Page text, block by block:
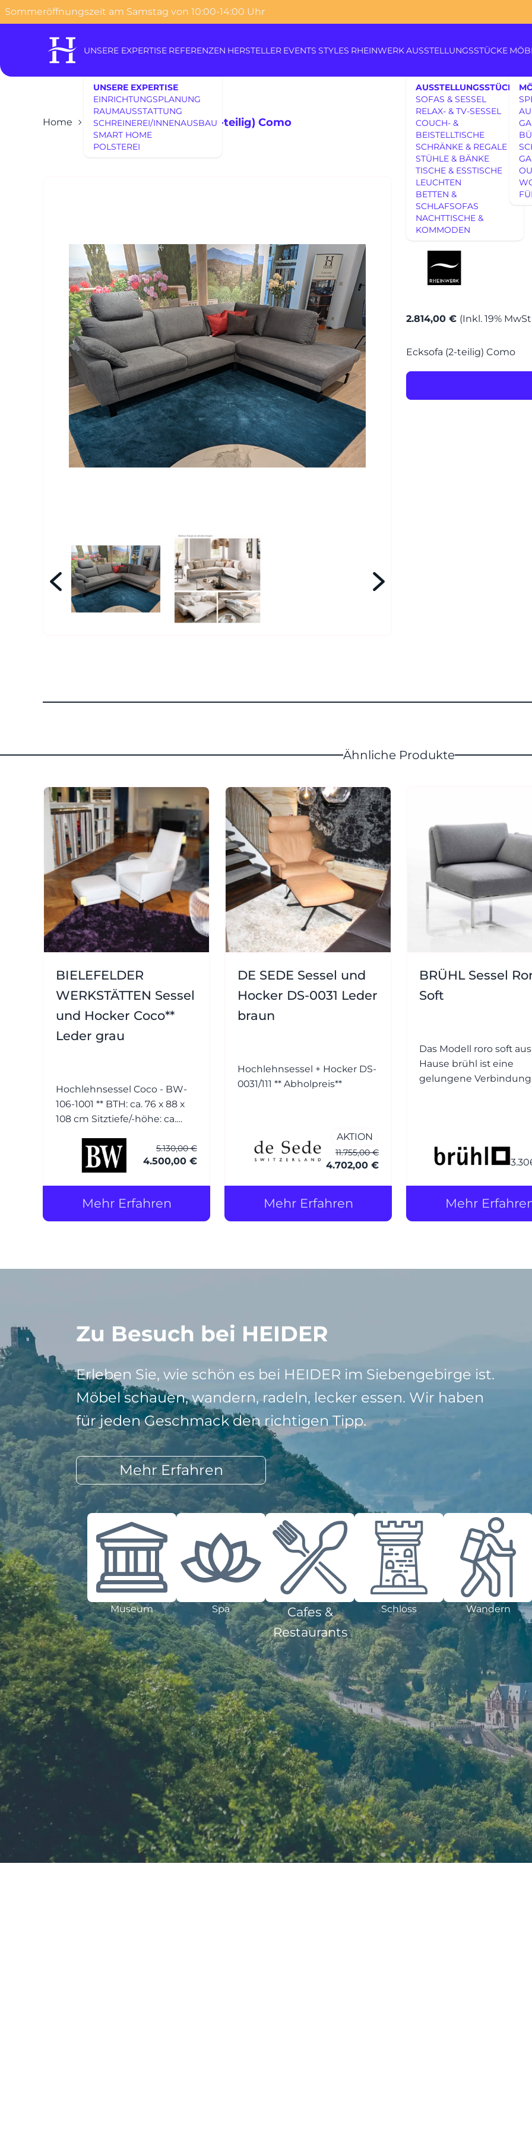
content
Sommeröffnungszeit am Samstag von 10:00-14:00 Uhr
UNSERE EXPERTISE
UNSERE EXPERTISE
EINRICHTUNGSPLANUNG
RAUMAUSSTATTUNG
SCHREINEREI/INNENAUSBAU
SMART HOME
POLSTEREI
REFERENZEN HERSTELLER EVENTS STYLES RHEINWERKAUSSTELLUNGSSTÜCKE
AUSSTELLUNGSSTÜCKE
SOFAS & SESSEL
RELAX- & TV-SESSEL
COUCH- &
BEISTELLTISCHE
SCHRÄNKE & REGALE
STÜHLE & BÄNKE
TISCHE & ESSTISCHE
LEUCHTEN
BETTEN &
SCHLAFSOFAS
NACHTTISCHE &
KOMMODEN
UNSERE EXPERTISE
UNSERE EXPERTISE
REFERENZEN
HERSTELLER
EVENTS
RHEINWERK
AUSSTELLUNGSSTÜCKE
AUSSTELLUNGSSTÜCKE
MÖBEL
MÖBEL
Home RHEINWERK Ecksofa (2-teilig) Como
Como
2.814,00 € (Inkl. 19%
Ecksofa (2-teilig) Como
Ähnliche Produkte
BIELEFELDER
WERKSTÄTTEN Sessel
und Hocker Coco**
Leder grau
Hochlehnsessel Coco - BW-
106-1001 ** BTH: ca. 76 x 88 x
108 cm Sitztiefe/-höhe: ca.
Normandie grau mit Keder
Füsse: Esche wengefarbig
cm Bezug: Leder (1)
5.130,00 €
4.500,00 €
Mehr Erfahren
DE SEDE Sessel und
Hocker DS-0031 Leder
braun
Hochlehnsessel + Hocker DS-
0031/111 ** Abholpreis**
AKTION
11.755,00 €
4.702,00 €
Mehr Erfahren
BRÜHL Sessel
Soft
Das Modell roro soft
Hause brühl ist eine
gelungene Verbindung
weichere, einladender
Polsterung ergänzt –
Mehr
Zu Besuch bei HEIDER
Erleben Sie, wie schön es bei HEIDER im Siebengebirge ist.
Möbel schauen, wandern, radeln, lecker essen. Wir haben
für jeden Geschmack den richtigen Tipp.
Mehr Erfahren
Museum Spa
Cafes &
Restaurants
Schloss Wandern
Senden
Königswinterer Str. 319
53639 Königswinter-
0 22 23 - 91 89 0
Di.-Fr. 10-18 Uhr
Sa. 10-17 Uhr
Montag geschlossen